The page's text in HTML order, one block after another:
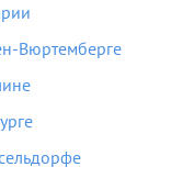
Вюртемберге